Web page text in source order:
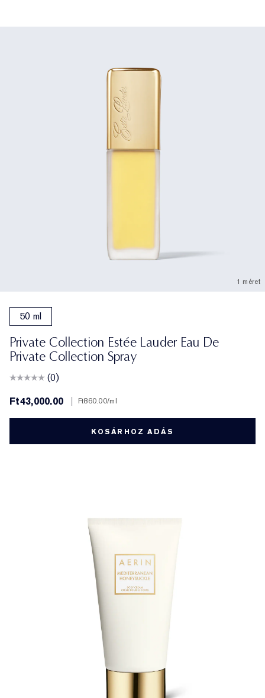
1 méret
50 ml
Private Collection Estée Lauder Eau De
Private Collection Spray
(0)
Ft43,000.00
Ft860.00/ml
KOSÁRHOZ ADÁS